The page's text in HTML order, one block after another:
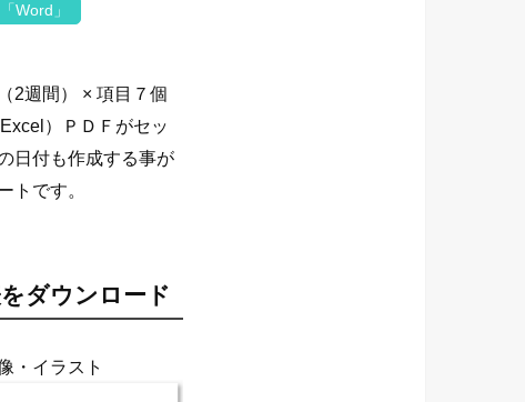
Word」
2週間） × 項目７個
）ＰＤＦがセッ
日付も作成する事が
トです。
ダウンロード
・イラスト